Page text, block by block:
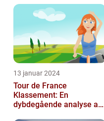
13 januar 2024
Tour de France
Klassement: En
dybdegående analyse af